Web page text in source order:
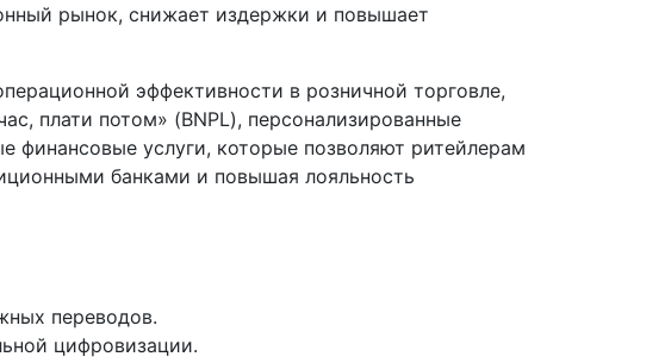
рынок, снижает издержки и повышает
эффективности в розничной торговле,
плати потом» (BNPL), персонализированные
услуги, которые позволяют ритейлерам
банками и повышая лояльность
переводов.
цифровизации.